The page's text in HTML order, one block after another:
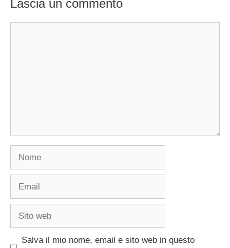
Lascia un commento
Nome
Email
Sito
Salva il mio nome, email e sito web in questo